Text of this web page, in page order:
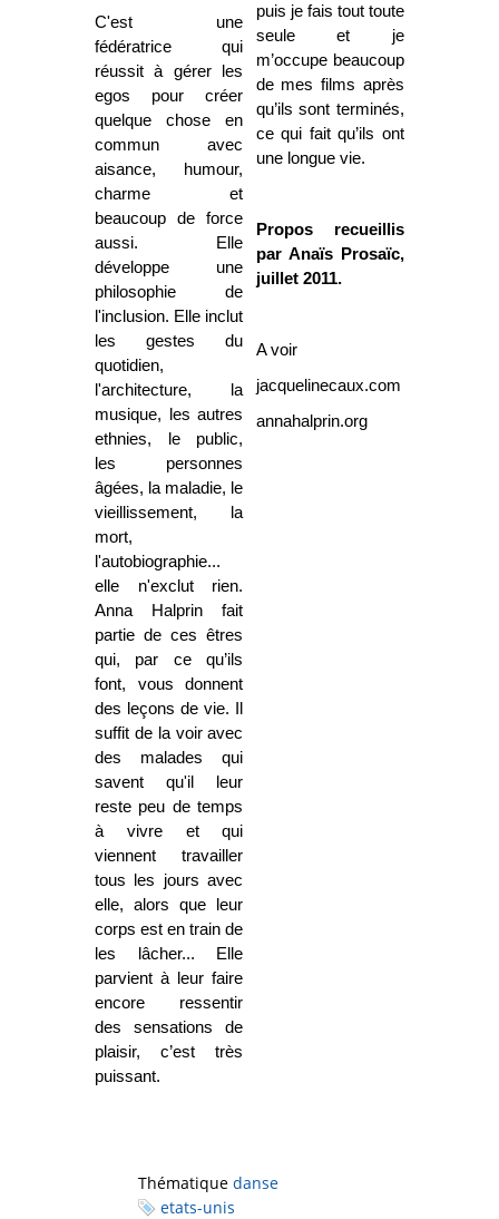
C'est une
fédératrice qui
réussit à gérer les
egos pour créer
quelque chose en
commun avec
aisance, humour,
charme et
beaucoup de force
aussi. Elle
développe une
philosophie de
l'inclusion. Elle inclut
les gestes du
quotidien,
l'architecture, la
musique, les autres
ethnies, le public,
les personnes
âgées, la maladie, le
vieillissement, la
mort,
l'autobiographie...
elle n'exclut rien.
Anna Halprin fait
partie de ces êtres
qui, par ce qu’ils
font, vous donnent
des leçons de vie. Il
suffit de la voir avec
des malades qui
savent qu'il leur
reste peu de temps
à vivre et qui
viennent travailler
tous les jours avec
elle, alors que leur
corps est en train de
les lâcher... Elle
parvient à leur faire
encore ressentir
des sensations de
plaisir, c’est très
puissant.
puis je fais tout toute
seule et je
m’occupe beaucoup
de mes films après
qu’ils sont terminés,
ce qui fait qu’ils ont
une longue vie.
Propos recueillis
par Anaïs Prosaïc,
juillet 2011.
A voir
jacquelinecaux.com
annahalprin.org
Thématique danse
etats-unis